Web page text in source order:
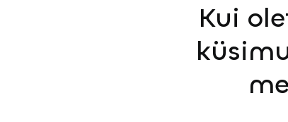
Kui